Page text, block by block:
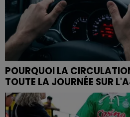
POURQUOI LA
TOUTE LA JOURNÉE SUR